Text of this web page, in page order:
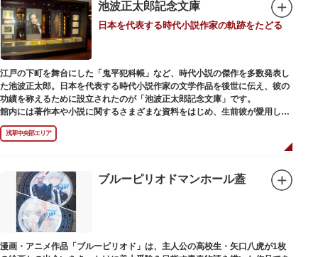
池波正太郎記念文庫
日本を代表する時代小説作家の軌跡をたどる
江戸の下町を舞台にした「鬼平犯科帳」など、時代小説の傑作を多数発表し
た池波正太郎。日本を代表する時代小説作家の文学作品を後世に伝え、彼の
功績を称えるために設立されたのが「池波正太郎記念文庫」です。
館内には著作本や小説に関するさまざまな資料をはじめ、生前彼が愛用して
いた万年筆やパイプ、帽子などが展示されています。書斎も復元されてお
り、池波正太郎をより身近に感じられるスポットです。また「池波グッズ」
とよばれる、作品の舞台を紹介した古地図やポストカード、扇子など様々な
浅草中央部エリア
ブルーピリオドマンホール蓋
漫画・アニメ作品「ブルーピリオド」は、主人公の高校生・矢口八虎が1枚